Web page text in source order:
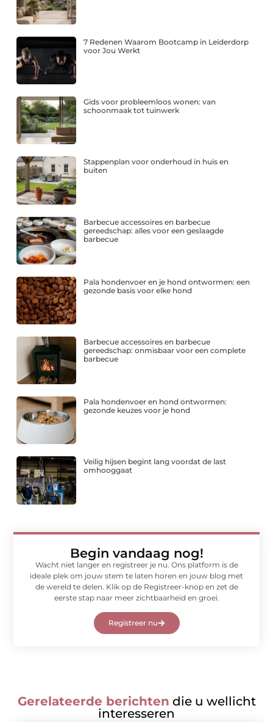
7 Redenen Waarom Bootcamp in Leiderdorp
voor Jou Werkt
Gids voor probleemloos wonen: van
schoonmaak tot tuinwerk
Stappenplan voor onderhoud in huis en
buiten
Barbecue accessoires en barbecue
gereedschap: alles voor een geslaagde
barbecue
Pala hondenvoer en je hond ontwormen: een
gezonde basis voor elke hond
Barbecue accessoires en barbecue
gereedschap: onmisbaar voor een complete
barbecue
Pala hondenvoer en hond ontwormen:
gezonde keuzes voor je hond
Veilig hijsen begint lang voordat de last
omhooggaat
Begin vandaag nog!
Wacht niet langer en registreer je nu. Ons platform is de
ideale plek om jouw stem te laten horen en jouw blog met
de wereld te delen. Klik op de Registreer-knop en zet de
eerste stap naar meer zichtbaarheid en groei.
Registreer nu
Gerelateerde berichten die u wellicht
interesseren